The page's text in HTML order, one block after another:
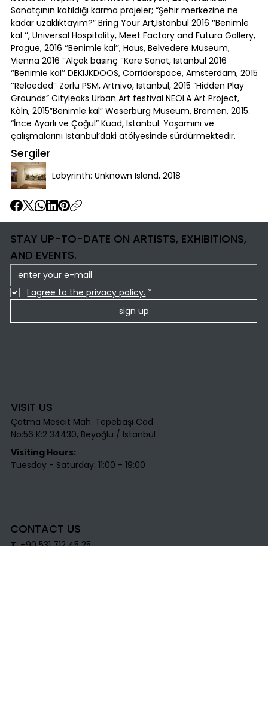
Sanatçının katıldığı karma projeler; “Şehir merkezine ne
kadar uzaklıktayım?” Bring Your Art,Istanbul 2016 ‘’Benimle
kal ‘’, Universal Hospitality, Meet Factory and Futura Gallery,
Prague, 2016 ‘’Benimle kal’’, Haus, Belvedere Museum,
Vienna 2016 ‘’Alçak basınç ‘’Kare Sanat, Istanbul 2016
‘’Benimle kal’’ DEKIJKDOOS, Corridorspace, Amsterdam, 2015
‘’Reloeded’’ Zorlu PSM, Artnivo, Istanbul, 2015 “Hidden Play
Grounds” Cityleaks Urban Art festival NEOLA Art Project,
Köln, 2015”Benimle kal” Weserburg Museum, Bremen, 2015.
“İnce Ayarlı ve Çoğul” Kuad, Istanbul. Yaşamını ve
çalışmalarını İstanbul’daki atölyesinde sürdürmektedir.
Sergiler
Labyrinth: Unknown Island, 2018
VISIT US
Çatma Mescit Mah. Tepebaşı Cad.
No:56 K:2 34430, Beyoğlu / Istanbul​
Visiting Hours:
Tuesday - Saturday: 11:00 - 19:00
CONTACT US
T: +90 531 712 45 25​
STAY UP-TO-DATE ON ARTISTS, EXHIBITIONS,
AND EVENTS.
I agree to the privacy policy. *
sign up